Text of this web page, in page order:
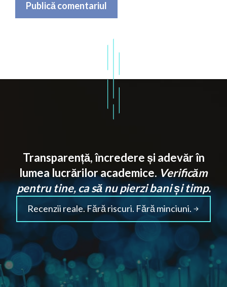
Transparență, încredere și adevăr în
lumea lucrărilor academice. Verificăm
pentru tine, ca să nu pierzi bani și timp.
Recenzii reale. Fără riscuri. Fără minciuni.